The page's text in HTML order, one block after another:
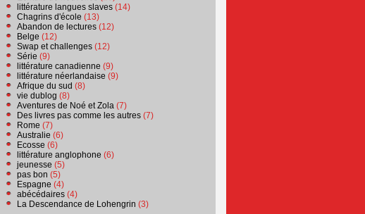
littérature langues slaves (14)
Chagrins d'école (13)
Abandon de lectures (12)
Belge (12)
Swap et challenges (12)
Série (9)
littérature canadienne (9)
littérature néerlandaise (9)
Afrique du sud (8)
vie dublog (8)
Aventures de Noé et Zola (7)
Des livres pas comme les autres (7)
Rome (7)
Australie (6)
Ecosse (6)
littérature anglophone (6)
jeunesse (5)
pas bon (5)
Espagne (4)
abécédaires (4)
La Descendance de Lohengrin (3)